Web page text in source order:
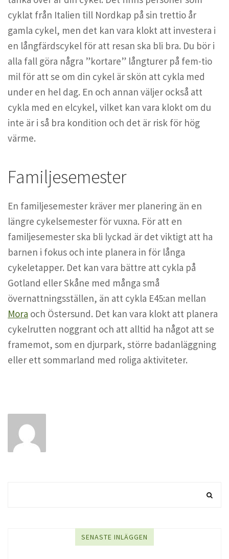
cyklat från Italien till Nordkap på sin trettio år
gamla cykel, men det kan vara klokt att investera i
en långfärdscykel för att resan ska bli bra. Du bör i
alla fall göra några ”kortare” långturer på fem-tio
mil för att se om din cykel är skön att cykla med
under en hel dag. En och annan väljer också att
cykla med en elcykel, vilket kan vara klokt om du
inte är i så bra kondition och det är risk för hög
värme.
Familjesemester
En familjesemester kräver mer planering än en
längre cykelsemester för vuxna. För att en
familjesemester ska bli lyckad är det viktigt att ha
barnen i fokus och inte planera in för långa
cykeletapper. Det kan vara bättre att cykla på
Gotland eller Skåne med många små
övernattningsställen, än att cykla E45:an mellan
Mora och Östersund. Det kan vara klokt att planera
cykelrutten noggrant och att alltid ha något att se
framemot, som en djurpark, större badanläggning
eller ett sommarland med roliga aktiviteter.
SENASTE INLÄGGEN